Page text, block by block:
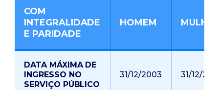
COM
INTEGRALIDADE
E PARIDADE
HOMEM
DATA MÁXIMA DE
INGRESSO NO
SERVIÇO PÚBLICO
31/12/2003 31/12/